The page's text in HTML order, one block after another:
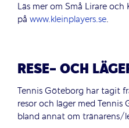
Läs mer om Små Lirare och
på www.kleinplayers.se.
RESE- OCH
Tennis Göteborg har tagit
resor och läger med
bland annat om tränarens/